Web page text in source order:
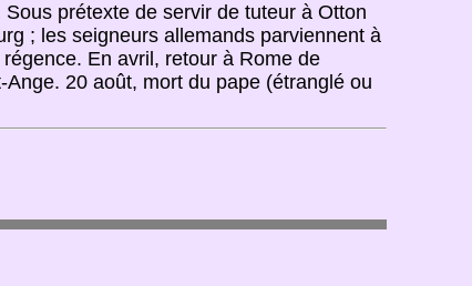
prétexte de servir de tuteur à Otton
; les seigneurs allemands parviennent à
En avril, retour à Rome de
20 août, mort du pape (étranglé ou